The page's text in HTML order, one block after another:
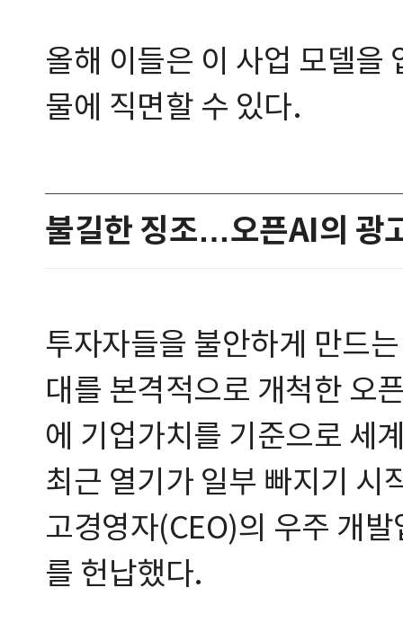
올해 이들은 이 사업 모델을
물에 직면할 수 있다.
불길한 징조…오픈AI의 광
투자자들을 불안하게 만드
대를 본격적으로 개척한 오
에 기업가치를 기준으로 세
최근 열기가 일부 빠지기 시
고경영자(CEO)의 우주 개
를 헌납했다.